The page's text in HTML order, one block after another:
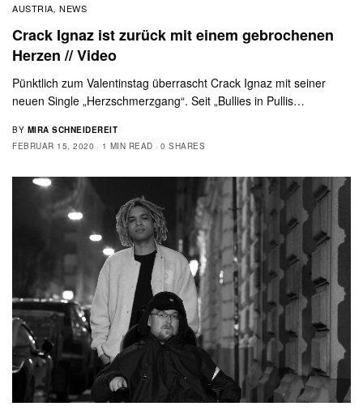
AUSTRIA, NEWS
Crack Ignaz ist zurück mit einem gebrochenen
Herzen // Video
Pünktlich zum Valentinstag überrascht Crack Ignaz mit seiner
neuen Single „Herzschmerzgang“. Seit „Bullies in Pullis…
BY MIRA SCHNEIDEREIT
FEBRUAR 15, 2020
1 MIN READ 0 SHARES